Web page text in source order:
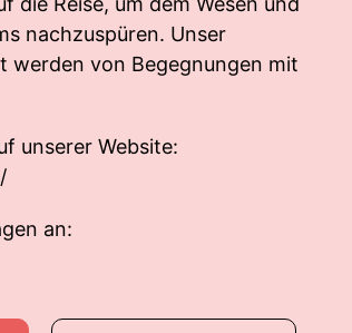
nachzuspüren. Unser
werden von Begegnungen mit
unserer Website:
an: